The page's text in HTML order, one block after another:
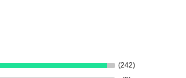
(242)